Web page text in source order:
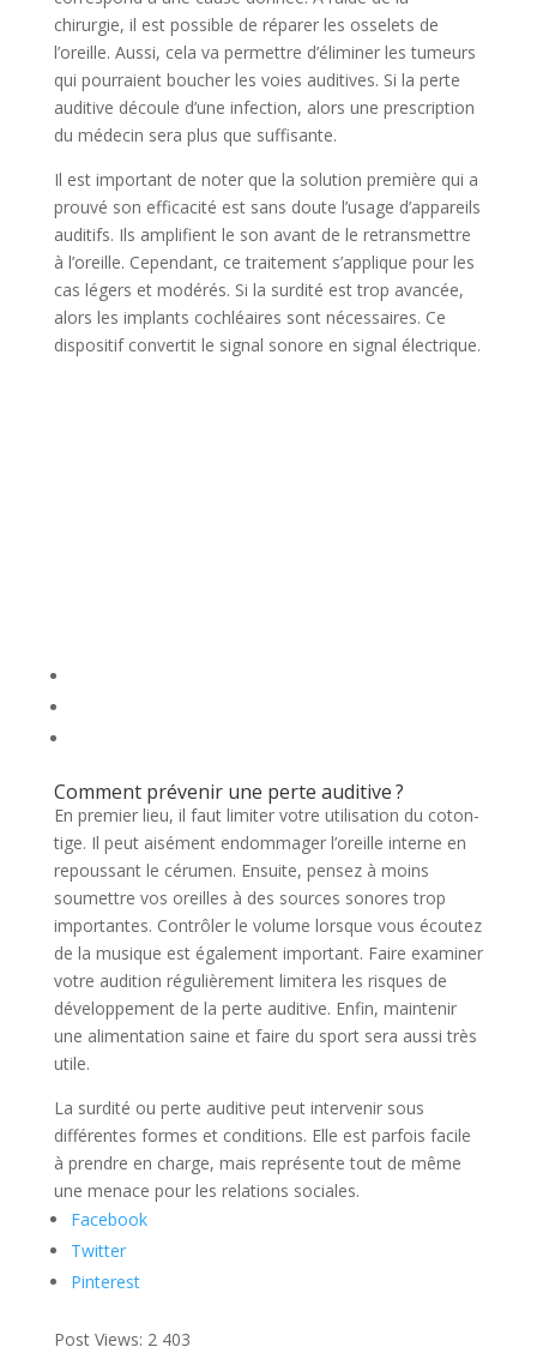
chirurgie, il est possible de réparer les osselets de
l’oreille. Aussi, cela va permettre d’éliminer les tumeurs
qui pourraient boucher les voies auditives. Si la perte
auditive découle d’une infection, alors une prescription
du médecin sera plus que suffisante.
Il est important de noter que la solution première qui a
prouvé son efficacité est sans doute l’usage d’appareils
auditifs. Ils amplifient le son avant de le retransmettre
à l’oreille. Cependant, ce traitement s’applique pour les
cas légers et modérés. Si la surdité est trop avancée,
alors les implants cochléaires sont nécessaires. Ce
dispositif convertit le signal sonore en signal électrique.
Comment prévenir une perte auditive ?
En premier lieu, il faut limiter votre utilisation du coton-
tige. Il peut aisément endommager l’oreille interne en
repoussant le cérumen. Ensuite, pensez à moins
soumettre vos oreilles à des sources sonores trop
importantes. Contrôler le volume lorsque vous écoutez
de la musique est également important. Faire examiner
votre audition régulièrement limitera les risques de
développement de la perte auditive. Enfin, maintenir
une alimentation saine et faire du sport sera aussi très
utile.
La surdité ou perte auditive peut intervenir sous
différentes formes et conditions. Elle est parfois facile
à prendre en charge, mais représente tout de même
une menace pour les relations sociales.
Facebook
Twitter
Pinterest
Post Views: 2 403